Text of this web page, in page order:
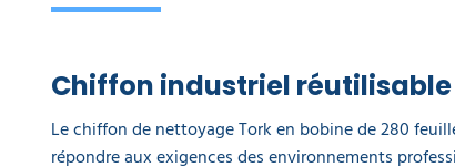
Chiffon industriel réutilisable
Le chiffon de nettoyage Tork en bobine de 280
répondre aux exigences des environnements